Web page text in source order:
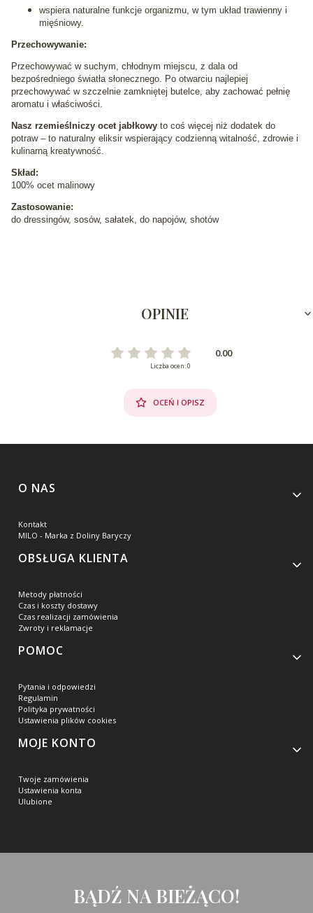
wspiera naturalne funkcje organizmu, w tym układ trawienny i
mięśniowy.
Przechowywanie:
Przechowywać w suchym, chłodnym miejscu, z dala od
bezpośredniego światła słonecznego. Po otwarciu najlepiej
przechowywać w szczelnie zamkniętej butelce, aby zachować pełnię
aromatu i właściwości.
Nasz rzemieślniczy ocet jabłkowy to coś więcej niż dodatek do
potraw – to naturalny eliksir wspierający codzienną witalność, zdrowie i
kulinarną kreatywność.
Skład:
100% ocet malinowy
Zastosowanie:
do dressingów, sosów, sałatek, do napojów, shotów
OPINIE
0.00
Liczba ocen: 0
OCEŃ I OPISZ
Linki w stopce
O NAS
Kontakt
MILO - Marka z Doliny Baryczy
OBSŁUGA KLIENTA
Metody płatności
Czas i koszty dostawy
Czas realizacji zamówienia
Zwroty i reklamacje
POMOC
Pytania i odpowiedzi
Regulamin
Polityka prywatności
Ustawienia plików cookies
MOJE KONTO
Twoje zamówienia
Ustawienia konta
Ulubione
BĄDŹ NA BIEŻĄCO!